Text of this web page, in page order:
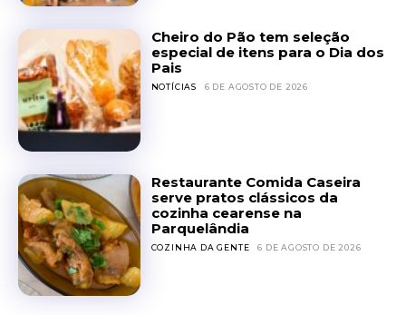
Cheiro do Pão tem seleção
especial de itens para o Dia dos
Pais
NOTÍCIAS 6 DE AGOSTO DE 2026
Restaurante Comida Caseira
serve pratos clássicos da
cozinha cearense na
Parquelândia
COZINHA DA GENTE 6 DE AGOSTO DE 2026